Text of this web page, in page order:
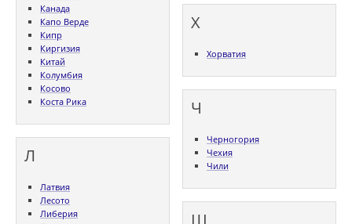
Канада
Капо Верде
Кипр
Киргизия
Китай
Колумбия
Косово
Коста Рика
Л
Латвия
Лесото
Либерия
Х
Хорватия
Ч
Черногория
Чехия
Чили